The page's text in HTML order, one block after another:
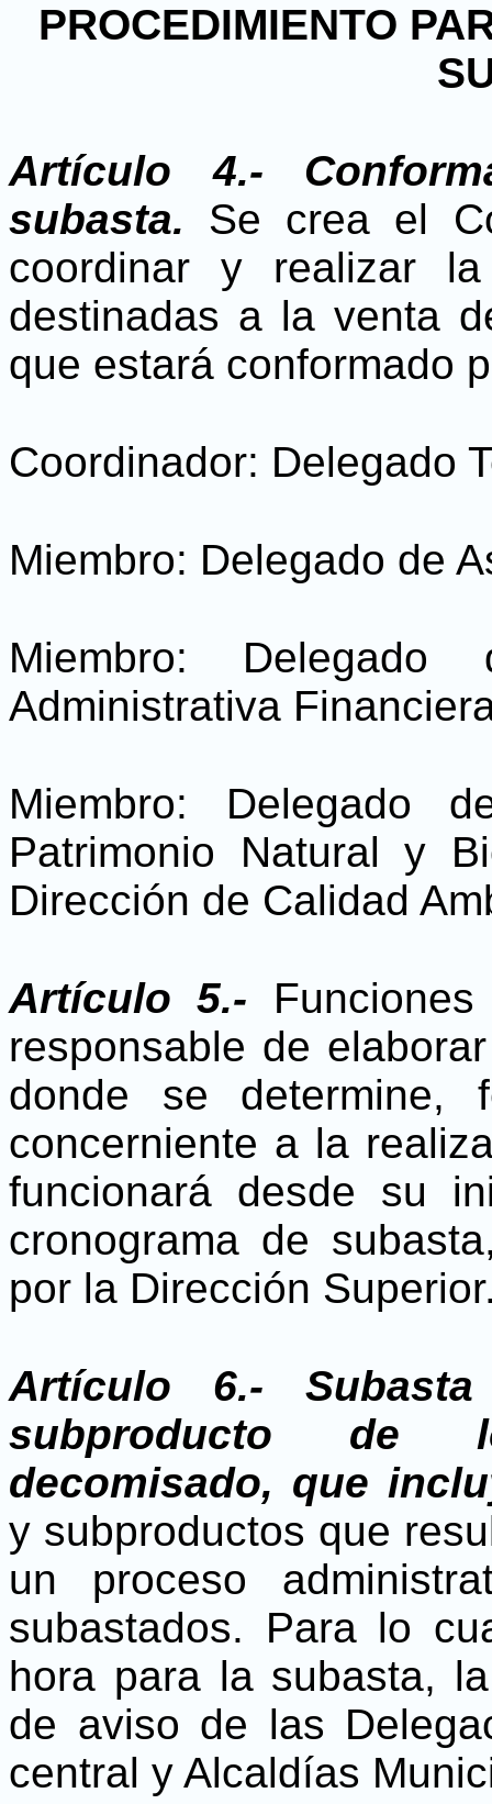
PROCEDIMIENTO
Artículo 4.-
subasta. Se crea el
coordinar y realizar
destinadas a la venta
que estará conformado
Coordinador: Delegado
Miembro: Delegado de
Miembro:
Administrativa
Miembro: Delegado
Patrimonio Natural y
Dirección de Calidad
Artículo 5.-
responsable de
donde se determine,
concerniente a la
funcionará desde su
cronograma de
por la Dirección
Artículo 6.-
subproducto de
decomisado, que
y subproductos que
un proceso
subastados. Para lo
hora para la subasta,
de aviso de las
central y Alcaldías